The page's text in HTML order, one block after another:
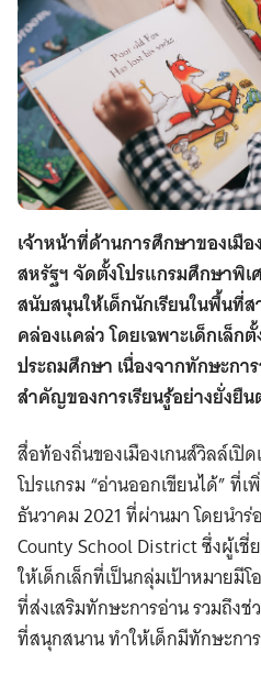
เจ้าหน้าที่ด้านการศึกษาของเมื
สหรัฐฯ จัดตั้งโปรแกรมศึกษาพิเ
สนับสนุนให้เด็กนักเรียนในพื้นที่
คล่องแคล่ว โดยเฉพาะเด็กเล็ก
ประถมศึกษา เนื่องจากทักษะก
สำคัญของการเรียนรู้อย่างยั่งยื
สื่อท้องถิ่นของเมืองเกนส์วิลล์เปิ
โปรแกรม “อ่านออกเขียนได้” ที่
ธันวาคม 2021 ที่ผ่านมา โดยนำร่
County School District ซึ่งผู้เ
ให้เด็กเล็กที่เป็นกลุ่มเป้าหมายมี
ที่ส่งเสริมทักษะการอ่าน รวมถึงช่
ที่สนุกสนาน ทำให้เด็กมีทักษะก